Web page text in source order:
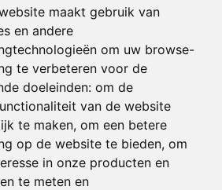
maakt gebruik van
en andere
om uw browse-
te verbeteren voor de
doeleinden: om de
van de website
te maken, om een betere
op de website te bieden, om
in onze producten en
te meten en
op
Rhythm.